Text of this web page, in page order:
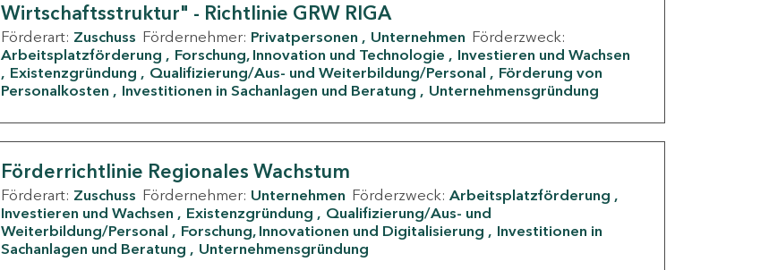
Wirtschaftsstruktur" - Richtlinie GRW RIGA
Förderart: Zuschuss Fördernehmer: Privatpersonen Unternehmen Förderzweck:
Arbeitsplatzförderung
Forschung, Innovation und Technologie
Investieren und Wachsen
Existenzgründung
Qualifizierung/Aus- und Weiterbildung/Personal
Förderung von
Personalkosten
Investitionen in Sachanlagen und Beratung Unternehmensgründung
Förderrichtlinie Regionales Wachstum
Förderart: Zuschuss Fördernehmer: Unternehmen Förderzweck: Arbeitsplatzförderung
Investieren und Wachsen
Existenzgründung
Qualifizierung/Aus- und
Weiterbildung/Personal
Forschung, Innovationen und Digitalisierung
Investitionen in
Sachanlagen und Beratung
Unternehmensgründung